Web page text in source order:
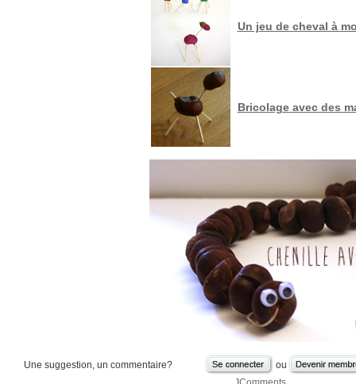
Un jeu de cheval à
Bricolage avec des
Une suggestion, un commentaire?
ou